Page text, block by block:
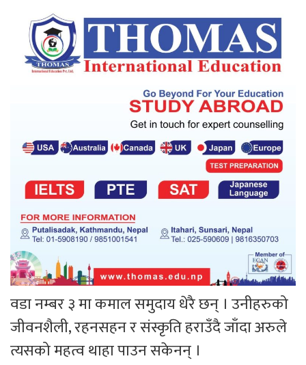
वडा नम्बर ३ मा कमाल समुदाय धेरै छन् । उनीहरुको
जीवनशैली, रहनसहन र संस्कृति हराउँदै जाँदा अरुले
त्यसको महत्व थाहा पाउन सकेनन् ।